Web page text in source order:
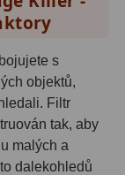
s
objektů,
Filtr
tak, aby
malých a
dalekohledů